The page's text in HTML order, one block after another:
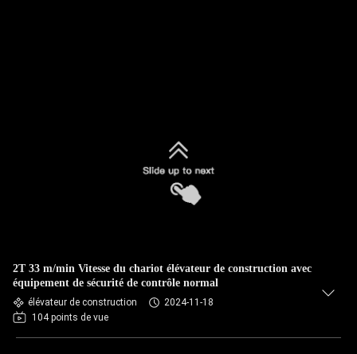
2T 33 m/min Vitesse du chariot élévateur de construction avec
équipement de sécurité de contrôle normal
élévateur de construction
2024-11-18
104 points de vue